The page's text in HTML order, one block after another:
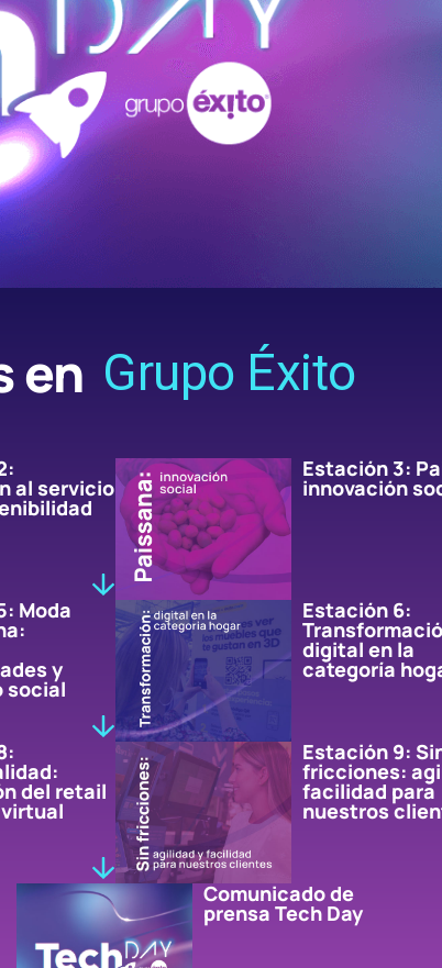
en Grupo Éxito
al servicio
Estación 3:
innovación
Moda
y
social
Estación 6:
digital en la
categoría
del retail
Estación 9:
fricciones:
facilidad para
nuestros
Comunicado de
prensa Tech Day